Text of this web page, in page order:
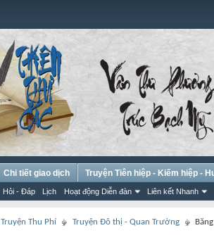
Hỏi - Đáp Lịch Hoạt động Diễn đàn Liên kết Nhanh
Chi tiết giao dịch
Truyện Tiên hiệp - Kiếm hiệp -
Truyện Thu Phí Truyện Đô thị - Quan Trường